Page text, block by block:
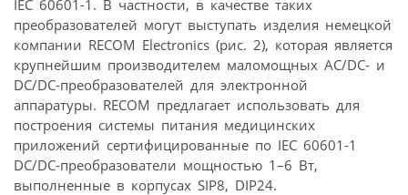
IEC 60601-1. В частности, в качестве таких
преобразователей могут выступать изделия немецкой
компании RECOM Electronics (рис. 2), которая является
крупнейшим производителем маломощных AC/DC- и
DC/DC-преобразователей для электронной
аппаратуры. RECOM предлагает использовать для
построения системы питания медицинских
приложений сертифицированные по IEC 60601-1
DC/DC-преобразователи мощностью 1–6 Вт,
выполненные в корпусах SIP8, DIP24.